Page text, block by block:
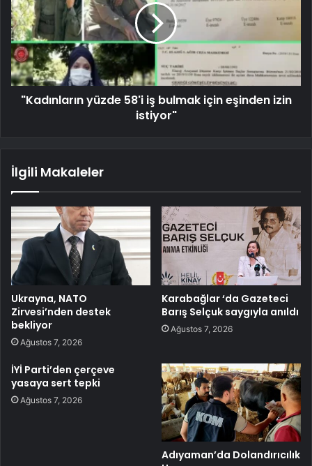
"Kadınların yüzde 58'i iş bulmak için eşinden izin
istiyor"
İlgili Makaleler
Ukrayna, NATO
Zirvesi’nden destek
bekliyor
Ağustos 7, 2026
Karabağlar ‘da Gazeteci
Barış Selçuk saygıyla anıldı
Ağustos 7, 2026
İYİ Parti’den çerçeve
yasaya sert tepki
Ağustos 7, 2026
Adıyaman’da Dolandırıcılık